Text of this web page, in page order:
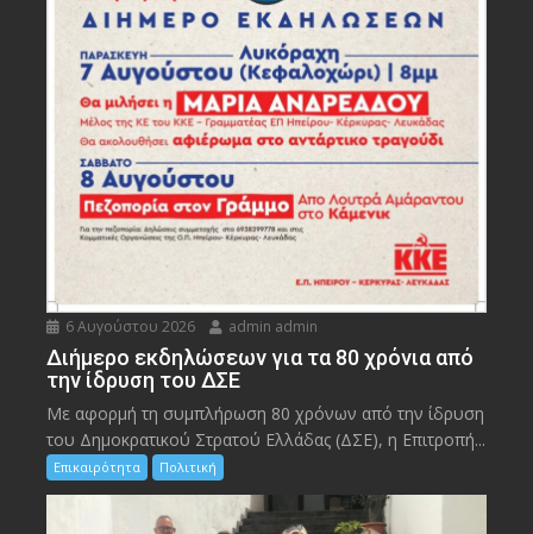
6 Αυγούστου 2026 admin admin
Διήμερο εκδηλώσεων για τα 80 χρόνια από
την ίδρυση του ΔΣΕ
Με αφορμή τη συμπλήρωση 80 χρόνων από την ίδρυση
του Δημοκρατικού Στρατού Ελλάδας (ΔΣΕ), η Επιτροπή...
Επικαιρότητα Πολιτική